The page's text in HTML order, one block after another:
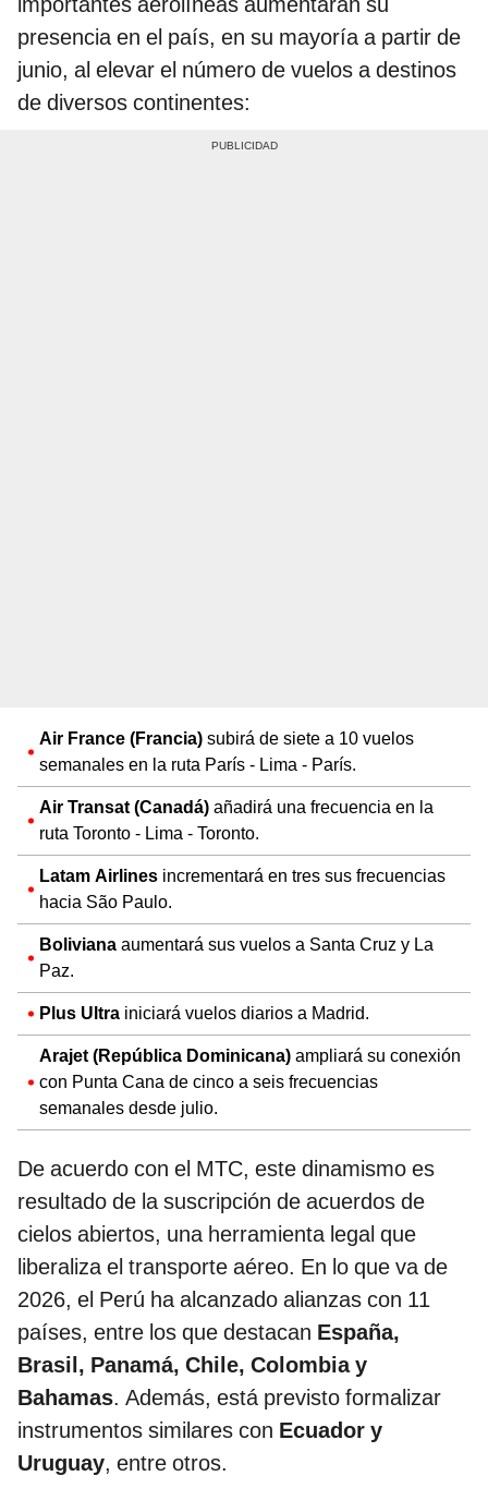
presencia en el país, en su mayoría a partir de
junio, al elevar el número de vuelos a destinos
de diversos continentes:
Air France (Francia) subirá de siete a 10 vuelos
semanales en la ruta París - Lima - París.
Air Transat (Canadá) añadirá una frecuencia en la
ruta Toronto - Lima - Toronto.
Latam Airlines incrementará en tres sus frecuencias
hacia São Paulo.
Boliviana aumentará sus vuelos a Santa Cruz y La
Paz.
Plus Ultra iniciará vuelos diarios a Madrid.
Arajet (República Dominicana) ampliará su conexión
con Punta Cana de cinco a seis frecuencias
semanales desde julio.
De acuerdo con el MTC, este dinamismo es
resultado de la suscripción de acuerdos de
cielos abiertos, una herramienta legal que
liberaliza el transporte aéreo. En lo que va de
2026, el Perú ha alcanzado alianzas con 11
países, entre los que destacan España,
Brasil, Panamá, Chile, Colombia y
Bahamas. Además, está previsto formalizar
instrumentos similares con Ecuador y
Uruguay, entre otros.